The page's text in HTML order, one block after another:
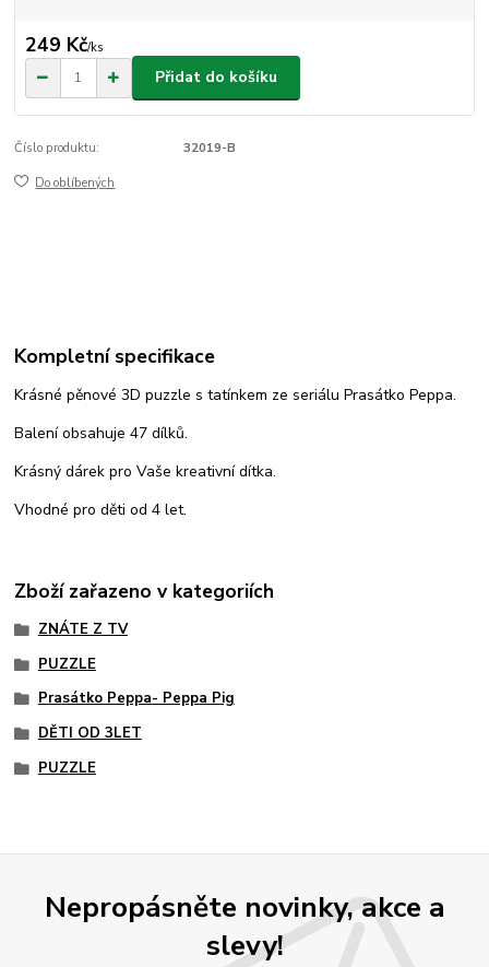
249 Kč/ks
Přidat do košíku
Číslo produktu: 32019-B
Do oblíbených
Kompletní specifikace
Krásné pěnové 3D puzzle s tatínkem ze seriálu Prasátko Peppa.
Balení obsahuje 47 dílků.
Krásný dárek pro Vaše kreativní dítka.
Vhodné pro děti od 4 let.
Zboží zařazeno v kategoriích
ZNÁTE Z TV
PUZZLE
Prasátko Peppa- Peppa Pig
DĚTI OD 3LET
PUZZLE
Nepropásněte novinky, akce a
slevy!